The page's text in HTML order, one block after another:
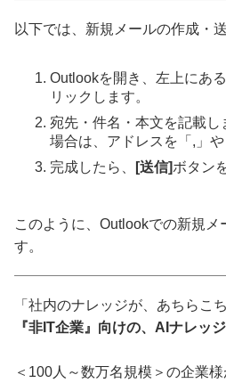
以下では、新規メールの作成・
Outlookを開き、左上にある
リックします。
宛先・件名・本文を記載
場合は、アドレスを「,」
完成したら、
[送信]ボタン
このように、Outlookでの新規メ
す。
「社内のナレッジが、あちらこ
『非IT企業』向けの、AIナレッ
＜100人～数万名規模＞の企業